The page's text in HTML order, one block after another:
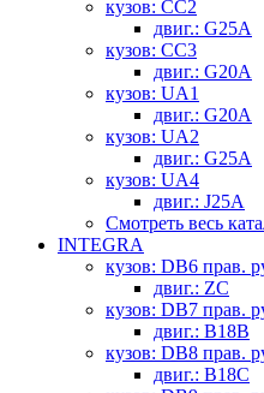
кузов: CC2
двиг.: G25A
кузов: CC3
двиг.: G20A
кузов: UA1
двиг.: G20A
кузов: UA2
двиг.: G25A
кузов: UA4
двиг.: J25A
Смотреть весь
INTEGRA
кузов: DB6 прав.
двиг.: ZC
кузов: DB7 прав.
двиг.: B18B
кузов: DB8 прав.
двиг.: B18C